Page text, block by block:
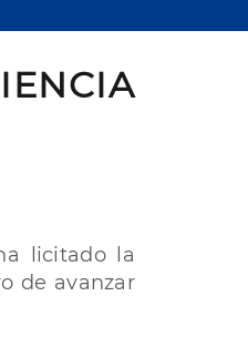
licitado la
de avanzar